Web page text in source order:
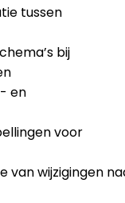
tussen
bij
en
voor
van wijzigingen